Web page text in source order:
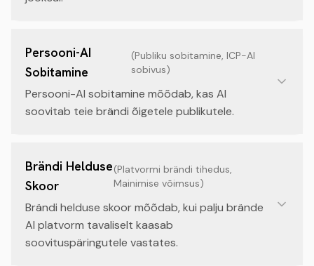
Persooni-AI
Sobitamine
(Publiku sobitamine, ICP-AI
sobivus)
Persooni-AI sobitamine mõõdab, kas AI
soovitab teie brändi õigetele publikutele.
Brändi Helduse
Skoor
(Platvormi brändi tihedus,
Mainimise võimsus)
Brändi helduse skoor mõõdab, kui palju brände
AI platvorm tavaliselt kaasab
soovituspäringutele vastates.